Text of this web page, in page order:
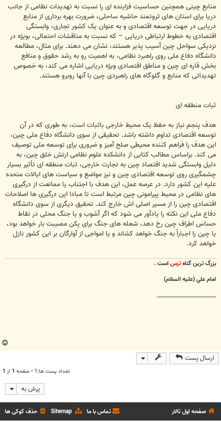
منابع چینی همچنین حساسیت فزاینده ای را نسبت به تهدیدات نظامی از جانب
دریا برای استان های ثروتمند حاشیه ساحلی، ضرورت بهره برداری از منابع
دریایی در جهت توسعه اقتصادی و به عنوان یک کشور تجاری، وابستگی
اقتصادی به خطوط ارتباطی دریایی – که نسبت به مناقشات احتمالی، بویژه در
نزدیکی سواحل چین آسیب پذیر هستند، نشان می دهند. برای مثال، مطالعه
دانشگاه دفاع ملی روی راهبرد نظامی، به اهمیت رو به رشد حقوق و منافع
بخش قاره ای چین و مناطق اقتصادی ویژه دریایی اشاره می کند، به خصوص
تهدیداتی که منابع و گلوگاه های راهبردی چین با آنها روبرو هستند.
ثبات منطقه ای
هدف پنجم نیاز به حفظ یک محیط خارجی باثبات است، به طوری که در آن
توسعه اقتصادی تداوم داشته باشد. تحقیقی از سوی دانشگاه دفاع ملی چین،
این هدف را فراهم کننده محیطی صلح آمیز و ضروری برای توسعه ملی توصیف
می کند. براساس مطالب کتابی از دانشکده علوم نظامی ارتش خلق چین، به
دلیل وابستگی شدید اقتصاد چین به تجارت خارجی، ثبات منطقه ای تأثیر بسیار
چشمگیری روی توسعه اقتصادی چین و نیز مواضع و سیاست های ایالات متحده
علیه این کشور دارد. در عرصه عمل، این هدف با اجتناب یا ممانعت از درگیری
های نظامی در محیط پیرامونی چین مرتبط است تا مبادا این درگیری ها اصلاحات
اقتصادی چین را از مسیر اصلی اش خارج کند. تحقیق دیگری از سوی دانشگاه
دفاع ملی این نکته را یادآور می شود که اگر آشوب و یا جنگ محلی در نقاط
حساس اطراف چین رخ دهد، شعله های جنگ برای پکن مصیبت بار خواهد بود،
یا چین را اجباراً به جنگ خواهد کشاند و یا امواجی از آوارگان بر این کشور نازل
خواهد کرد.
بزرگ ترين گناهترس است .
امام علي (عليه السلام)
________________________
ارسال پست
تعداد پست ها:1 • صفحه 1 از 1
پرش به
صفحه اول تالار حذف کوکی ها Sitemap تماس با ما